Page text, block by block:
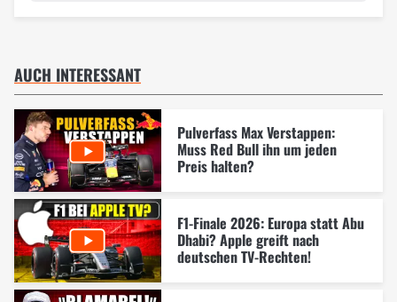
AUCH INTERESSANT
Pulverfass Max Verstappen:
Muss Red Bull ihn um jeden
Preis halten?
F1-Finale 2026: Europa statt Abu
Dhabi? Apple greift nach
deutschen TV-Rechten!